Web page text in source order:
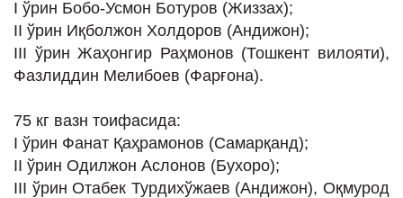
I ўрин Бобо-Усмон Ботуров (Жиззах);
II ўрин Иқболжон Холдоров (Андижон);
III ўрин Жаҳонгир Раҳмонов (Тошкент вилояти),
Фазлиддин Мелибоев (Фарғона).
75 кг вазн тоифасида:
I ўрин Фанат Қаҳрамонов (Самарқанд);
II ўрин Одилжон Аслонов (Бухоро);
III ўрин Отабек Турдихўжаев (Андижон), Оқмурод